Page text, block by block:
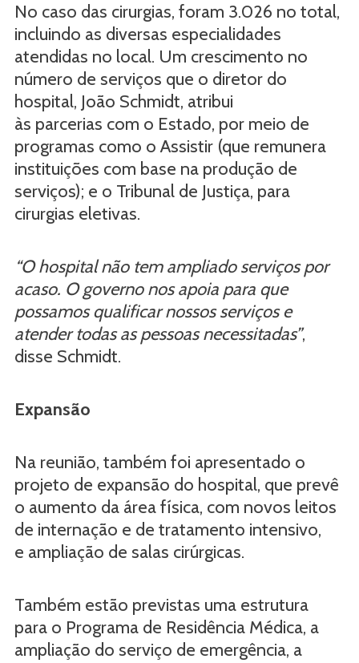
No caso das cirurgias, foram 3.026 no total,
incluindo as diversas especialidades
atendidas no local. Um crescimento no
número de serviços que o diretor do
hospital, João Schmidt, atribui
às parcerias com o Estado, por meio de
programas como o Assistir (que remunera
instituições com base na produção de
serviços); e o Tribunal de Justiça, para
cirurgias eletivas.
“O hospital não tem ampliado serviços por
acaso. O governo nos apoia para que
possamos qualificar nossos serviços e
atender todas as pessoas necessitadas”,
disse Schmidt.
Expansão
Na reunião, também foi apresentado o
projeto de expansão do hospital, que prevê
o aumento da área física, com novos leitos
de internação e de tratamento intensivo,
e ampliação de salas cirúrgicas.
Também estão previstas uma estrutura
para o Programa de Residência Médica, a
ampliação do serviço de emergência, a